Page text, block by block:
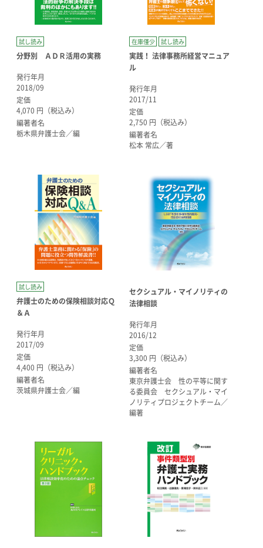
試し読み
分野別 ＡＤＲ活用の実務
発行年月
2018/09
定価
4,070 円（税込み）
編著者名
栃木県弁護士会／編
在庫僅少 試し読み
実践！ 法律事務所経営マニュア
ル
発行年月
2017/11
定価
2,750 円（税込み）
編著者名
松本 常広／著
試し読み
弁護士のための保険相談対応Ｑ
＆Ａ
発行年月
2017/09
定価
4,400 円（税込み）
編著者名
茨城県弁護士会／編
セクシュアル・マイノリティの
法律相談
発行年月
2016/12
定価
3,300 円（税込み）
編著者名
東京弁護士会 性の平等に関す
る委員会 セクシュアル・マイ
ノリティプロジェクトチーム／
編著